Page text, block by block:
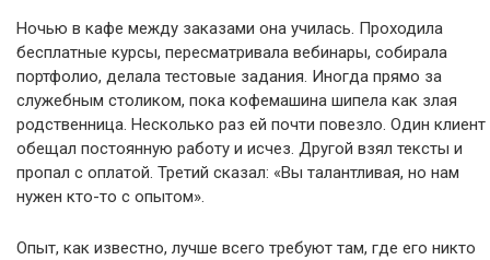
Ночью в кафе между заказами она училась. Проходила
бесплатные курсы, пересматривала вебинары, собирала
портфолио, делала тестовые задания. Иногда прямо за
служебным столиком, пока кофемашина шипела как злая
родственница. Несколько раз ей почти повезло. Один клиент
обещал постоянную работу и исчез. Другой взял тексты и
пропал с оплатой. Третий сказал: «Вы талантливая, но нам
нужен кто-то с опытом».
Опыт, как известно, лучше всего требуют там, где его никто